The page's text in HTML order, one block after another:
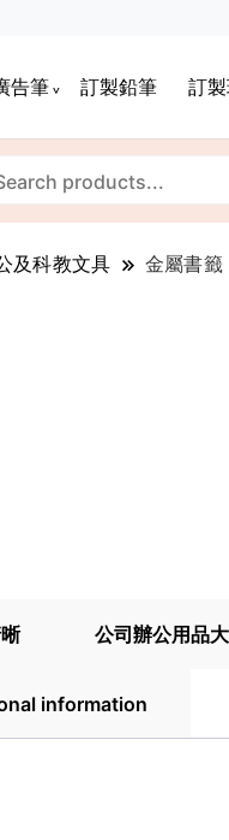
告筆 訂製鉛筆 訂
及科教文具 金屬書籤
公司辦公用品
information